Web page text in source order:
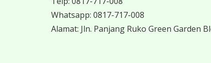
Whatsapp: 0817-717-008
Alamat: Jln. Panjang Ruko Green Garden